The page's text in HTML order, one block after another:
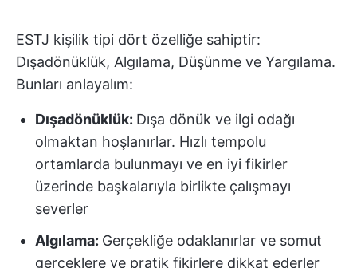
ESTJ kişilik tipi dört özelliğe sahiptir:
Dışadönüklük, Algılama, Düşünme ve Yargılama.
Bunları anlayalım:
Dışadönüklük: Dışa dönük ve ilgi odağı
olmaktan hoşlanırlar. Hızlı tempolu
ortamlarda bulunmayı ve en iyi fikirler
üzerinde başkalarıyla birlikte çalışmayı
severler
Algılama: Gerçekliğe odaklanırlar ve somut
gerçeklere ve pratik fikirlere dikkat ederler